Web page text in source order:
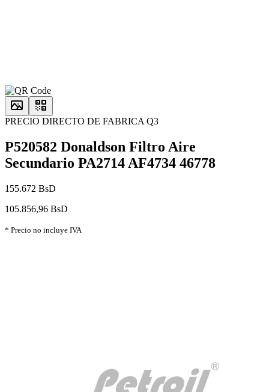
PRECIO DIRECTO DE FABRICA Q3
P520582 Donaldson Filtro Aire
Secundario PA2714 AF4734 46778
155.672 BsD
105.856,96 BsD
* Precio no incluye IVA